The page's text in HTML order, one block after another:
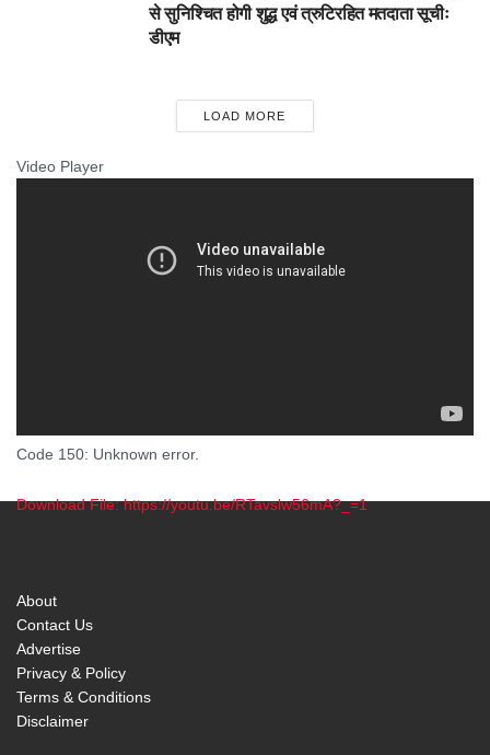
से सुनिश्चित होगी शुद्ध एवं त्रुटिरहित मतदाता सूचीः
डीएम
LOAD MORE
Video Player
Code 150: Unknown error.
Download File: https://youtu.be/RTavslw56mA?_=1
About
Contact Us
Advertise
Privacy & Policy
Terms & Conditions
Disclaimer